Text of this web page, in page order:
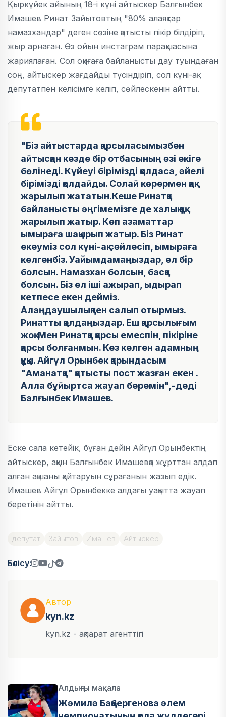
Қыркүйек айының 18-і күні айтыскер Балғынбек
Имашев Ринат Зайытовтың "80% алаяқтар
намазхандар" деген сөзіне қатысты пікір білдіріп,
жыр арнаған. Өз ойын инстаграм парақшасына
жариялаған. Сол оқиғаға байланысты дау туындаған
соң, айтыскер жағдайды түсіндіріп, сол күні-ақ
депутатпен келісімге келіп, сөйлескенін айтты.
"Біз айтыстарда қарсыласымызбен
айтысқан кезде бір отбасының өзі екіге
бөлінеді. Күйеуі бірімізді қолдаса, әйелі
бірімізді қолдайды. Солай көрермен қақ
жарылып жататын.Кеше Ринатқа
байланысты әңгімемізге де халық қақ
жарылып жатыр. Көп азаматтар
ымыраға шақырып жатыр. Біз Ринат
екеуміз сол күні-ақ сөйлесіп, ымыраға
келгенбіз. Уайымдамаңыздар, ел бір
болсын. Намазхан болсын, басқа
болсын. Біз ел іші ажырап, ыдырап
кетпесе екен дейміз.
Алаңдаушылықпен салып отырмыз.
Ринатты қолдаңыздар. Еш қарсылығым
жоқ. Мен Ринатқа қарсы емеспін, пікіріне
қарсы болғанмын. Кез келген адамның
құқы. Айгүл Орынбек қарындасым
"Аманатқа" қатысты пост жазған екен .
Алла бұйыртса жауап беремін",-деді
Балғынбек Имашев.
Еске сала кетейік, бұған дейін Айгүл Орынбектің
айтыскер, ақын Балғынбек Имашевқа жұрттан алдап
алған ақшаны қайтаруын сұрағанын жазып едік.
Имашев Айгүл Орынбекке алдағы уақытта жауап
беретінін айтты.
депутат Зайытов Имашев Айтыскер
Бөлісу:
Автор
kyn.kz
kyn.kz - ақпарат агенттігі
Алдыңғы мақала
Жәмилә Бақбергенова әлем